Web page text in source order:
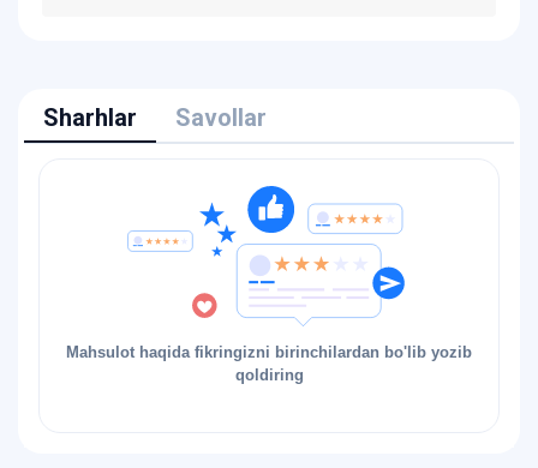
Sharhlar Savollar
Mahsulot haqida fikringizni birinchilardan bo'lib yozib
qoldiring